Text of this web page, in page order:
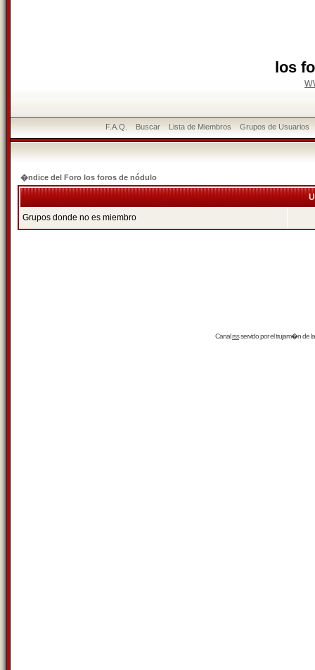
los
F.A.Q. Buscar Lista de Miembros Grupos de Usuarios
�ndice del Foro los foros de nódulo
Grupos donde no es miembro
Canalrssservido por eltrujam�nde